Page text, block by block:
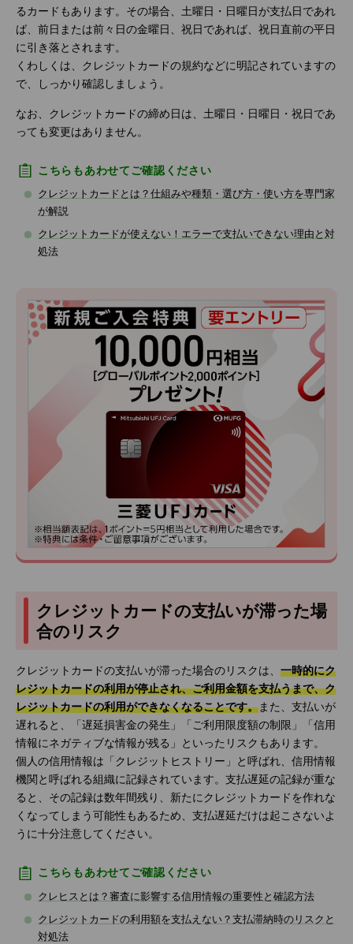
るカードもあります。その場合、土曜日・日曜日が支払日であれ
ば、前日または前々日の金曜日、祝日であれば、祝日直前の平日
に引き落とされます。
くわしくは、クレジットカードの規約などに明記されていますの
で、しっかり確認しましょう。
なお、クレジットカードの締め日は、土曜日・日曜日・祝日であ
っても変更はありません。
こちらもあわせてご確認ください
クレジットカードとは？仕組みや種類・選び方・使い方を専門家
が解説
クレジットカードが使えない！エラーで支払いできない理由と対
処法
クレジットカードの支払いが滞った場
合のリスク
クレジットカードの支払いが滞った場合のリスクは、 一時的にク
レジットカードの利用が停止され、ご利用金額を支払うまで、ク
レジットカードの利用ができなくなることです。また、支払いが
遅れると、「遅延損害金の発生」「ご利用限度額の制限」「信用
情報にネガティブな情報が残る」といったリスクもあります。
個人の信用情報は「クレジットヒストリー」と呼ばれ、信用情報
機関と呼ばれる組織に記録されています。支払遅延の記録が重な
ると、その記録は数年間残り、新たにクレジットカードを作れな
くなってしまう可能性もあるため、支払遅延だけは起こさないよ
うに十分注意してください。
こちらもあわせてご確認ください
クレヒスとは？審査に影響する信用情報の重要性と確認方法
クレジットカードの利用額を支払えない？支払滞納時のリスクと
対処法